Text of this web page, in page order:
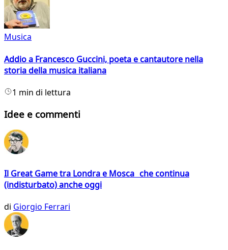
Musica
Addio a Francesco Guccini, poeta e cantautore nella
storia della musica italiana
1 min di lettura
Idee e commenti
Il Great Game tra Londra e Mosca che continua
(indisturbato) anche oggi
di Giorgio Ferrari